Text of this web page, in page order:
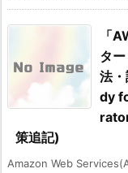
「
タ
法
dy
策追記)
Amazon Web